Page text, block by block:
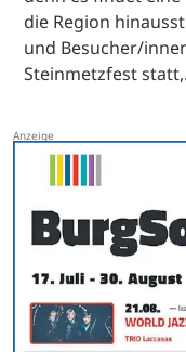
die Region
und Besucher/
Steinmetzfest